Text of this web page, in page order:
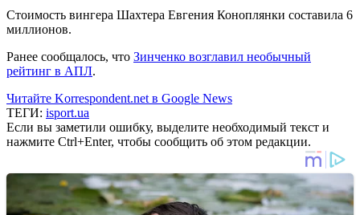
Стоимость вингера Шахтера Евгения Коноплянки составила 6
миллионов.
Ранее сообщалось, что Зинченко возглавил необычный
рейтинг в АПЛ.
Читайте Korrespondent.net в Google News
ТЕГИ: isport.ua
Если вы заметили ошибку, выделите необходимый текст и
нажмите Ctrl+Enter, чтобы сообщить об этом редакции.